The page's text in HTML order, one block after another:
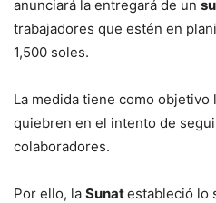
anunciará la entregará de un
trabajadores que estén en
1,500 soles.
La medida tiene como objetivo
quiebren en el intento de
colaboradores.
Por ello, la Sunatestableció lo